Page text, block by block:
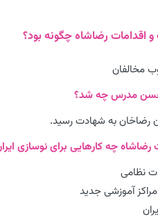
مخالفان
رضاخان به شهادت رسید.
نظامی
آموزشی جدید